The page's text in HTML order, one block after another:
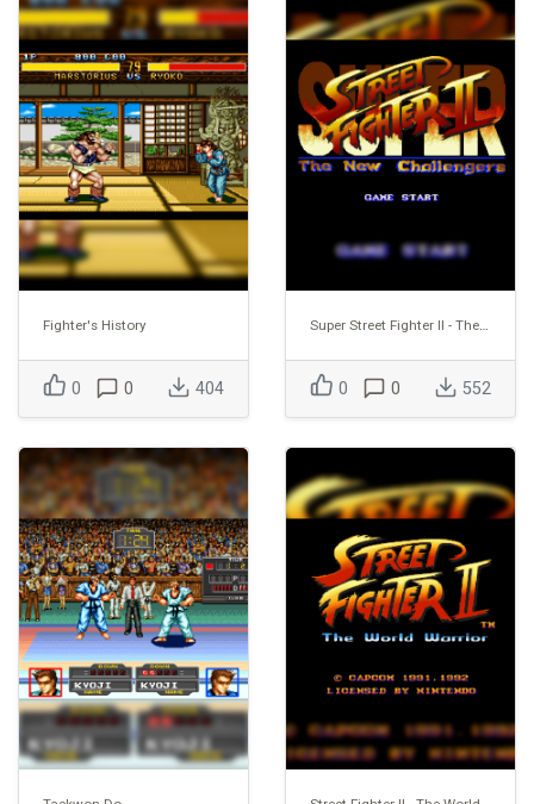
Fighter's History
0 0 404
Super Street Fighter II - The New Challengers
0 0 552